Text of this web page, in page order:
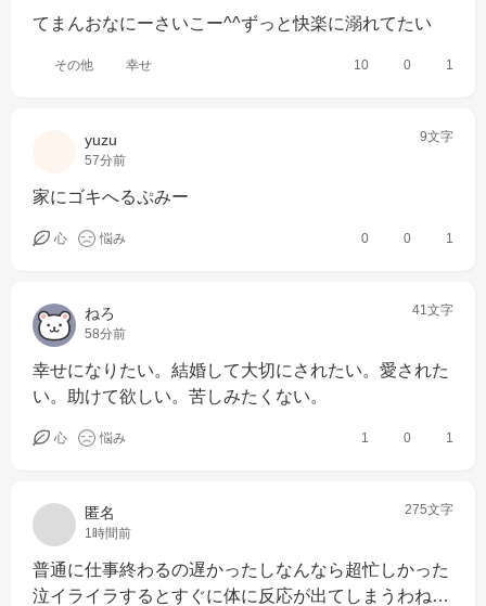
てまんおなにーさいこー^^ずっと快楽に溺れてたい
その他 幸せ 10 0 1
yuzu
57分前
9文字
家にゴキへるぷみー
心 悩み 0 0 1
ねろ
58分前
41文字
幸せになりたい。結婚して大切にされたい。愛された
い。助けて欲しい。苦しみたくない。
心 悩み 1 0 1
匿名
1時間前
275文字
普通に仕事終わるの遅かったしなんなら超忙しかった
泣イライラするとすぐに体に反応が出てしまうわね…